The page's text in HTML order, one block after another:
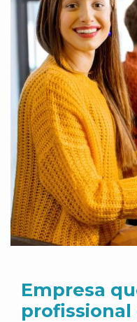
Empresa
profissional